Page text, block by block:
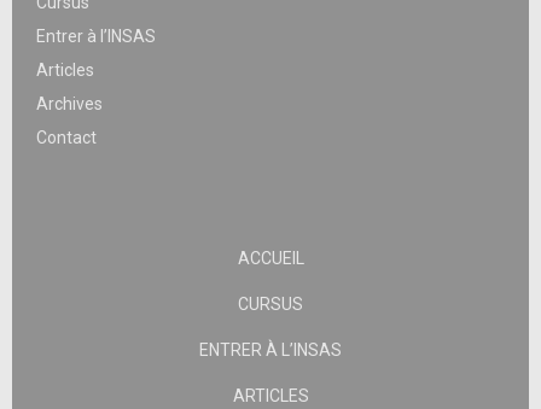
Entrer à l’INSAS
Articles
Archives
Contact
ACCUEIL
CURSUS
ENTRER À L’INSAS
ARTICLES